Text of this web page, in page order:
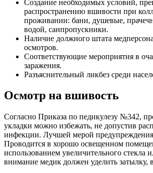
Создание необходимых условий,
распространению вшивости при
проживании: бани, душевые,
водой, санпропускники.
Наличие должного штата
осмотров.
Соответствующие мероприятия в
заражения.
Разъяснительный ликбез среди
Осмотр на вшивость
Согласно Приказа по педикулезу №342,
укладки можно избежать, не допустив
инфекции. Лучшей мерой предупреждения
Проводится в хорошо освещенном
использованием увеличительного стекла
внимание медик должен уделить затылку,